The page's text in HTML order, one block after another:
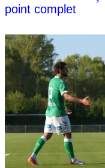
point complet